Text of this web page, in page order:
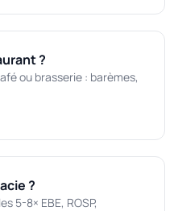
?
ou brasserie : barèmes,
?
5-8× EBE, ROSP,